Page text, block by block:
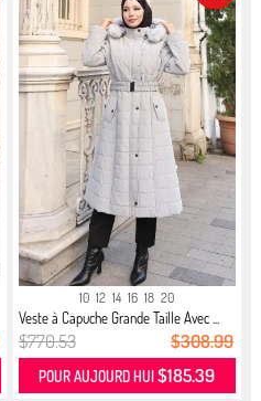
10 12 14 16 18 20
Veste à Capuche Grande Taille Avec ...
$770.53 $308.99
POUR AUJOURD HUI$185.39